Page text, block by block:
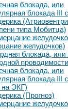
блокада, или
блокада III
типа Мобитца)
желудочков)
блокада,
проводимости
блокада, или
блокада III
на ЭКГ)
(Прогноз)